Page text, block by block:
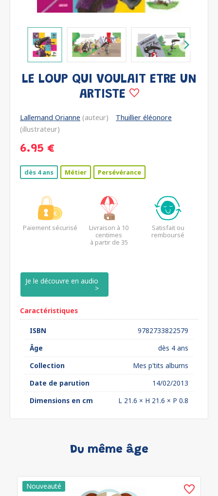
LE LOUP QUI VOULAIT ETRE UN
ARTISTE
Lallemand Orianne (auteur)
Thuillier éléonore
(illustrateur)
6.95 €
dès 4 ans Métier Persévérance
Paiement sécurisé
Livraison à 10
centimes
à partir de 35
Satisfait ou
remboursé
Je le découvre en audio
Caractéristiques
ISBN
9782733822579
Âge
dès 4 ans
Collection
Mes p'tits albums
Date de parution
14/02/2013
Dimensions en cm
L 21.6 × H 21.6 × P 0.8
Du même âge